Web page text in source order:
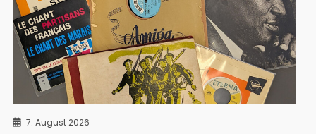
7. August 2026